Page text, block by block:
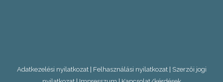
Adatkezelési nyilatkozat | Felhasználási nyilatkozat | Szerzői jogi